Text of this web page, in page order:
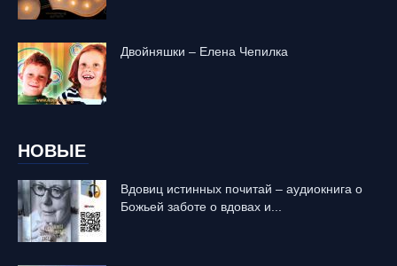
Двойняшки – Елена Чепилка
НОВЫЕ
Вдовиц истинных почитай – аудиокнига о
Божьей заботе о вдовах и...